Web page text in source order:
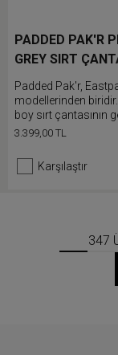
PADDED PAK'R
GREY SIRT
Padded Pak'r,
modellerinden
boy sırt çantasının
bölmesi ve ön cebi
günlük kullanımda
konfor sunar.
3.399,00 TL
Karşılaştır
347